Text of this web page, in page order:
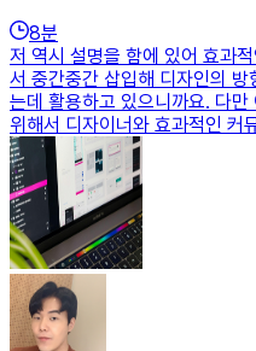
8분
저 역시 설명을 함에 있어 효과
서 중간중간 삽입해 디자인의
는데 활용하고 있으니까요. 다
위해서 디자이너와 효과적인 커